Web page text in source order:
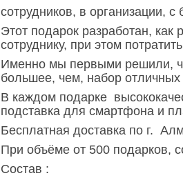
сотрудников, в организации,
Этот подарок разработан,
сотруднику, при этом
Именно мы первыми решили,
большее, чем, набор отличных
В каждом подарке
подставка для смартфона и
Бесплатная доставка по г.
При объёме от 500 подарков,
Состав :